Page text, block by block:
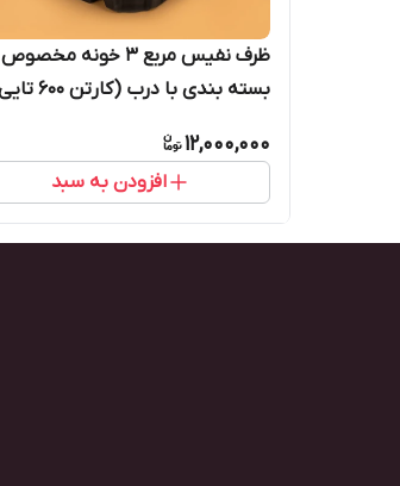
ظرف نفیس مربع ۳ خونه مخصوص
بسته بندی با درب (کارتن ۶۰۰ تایی)
12,000,000
افزودن به سبد